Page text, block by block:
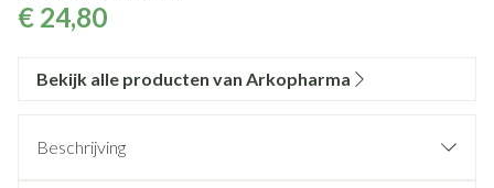
€ 24,80
Bekijk alle producten van Arkopharma
Beschrijving